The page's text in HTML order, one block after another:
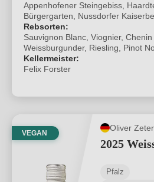
Appenhofener Steingebiss,
Bürgergarten, Nussdorfer
Sonnenschein, Ungsteiner
Weilberg
Rebsorten:
Sauvignon Blanc, Viognier,
Weissburgunder, Riesling, Pinot
Cabernet Sauvignon, Merlot, Syrah
Kellermeister:
Felix Forster
VEGAN
Oliver Zeter
2025
Pfalz